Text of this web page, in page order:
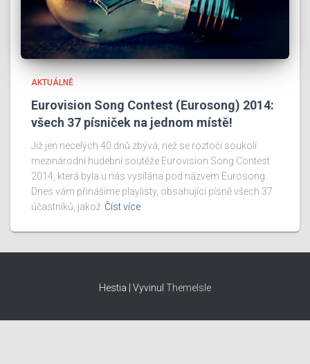
AKTUÁLNĚ
Eurovision Song Contest (Eurosong) 2014:
všech 37 písniček na jednom místě!
Již jen necelých 40 dnů zbývá, než se roztočí soukolí
mezinárodní hudební soutěže Eurovision Song Contest
2014, která byla u nás vysílána pod názvem Eurosong.
Dnes vám přinášíme playlisty, obsahující písně všech 37
účastníků, jakož Číst více
Hestia | Vyvinul ThemeIsle